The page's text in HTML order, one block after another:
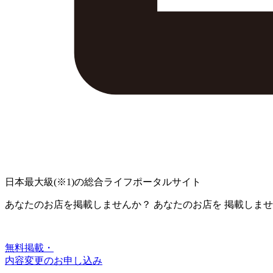
日本最大級(※1)の総合ライフポータルサイト
あなたのお店を掲載しませんか？ あなたのお店を 掲載しま
無料掲載・
内容変更のお申し込み